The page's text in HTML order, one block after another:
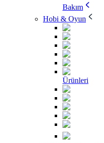
Bakım
Hobi & Oyun
Ürünleri